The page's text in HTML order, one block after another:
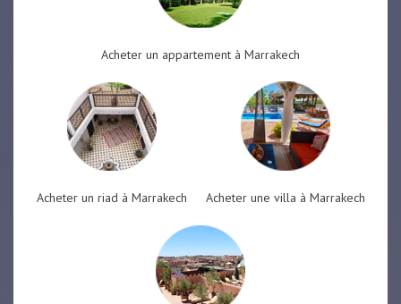
Acheter un appartement à Marrakech
Acheter un riad à Marrakech Acheter une villa à Marrakech